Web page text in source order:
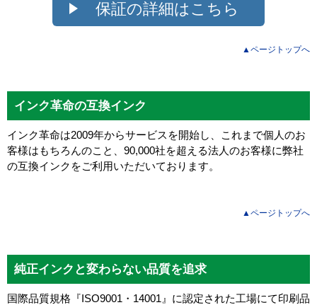
保証の詳細はこちら
▲ページトップへ
インク革命の互換インク
インク革命は2009年からサービスを開始し、これまで個人のお
客様はもちろんのこと、90,000社を超える法人のお客様に弊社
の互換インクをご利用いただいております。
▲ページトップへ
純正インクと変わらない品質を追求
国際品質規格『ISO9001・14001』に認定された工場にて印刷品